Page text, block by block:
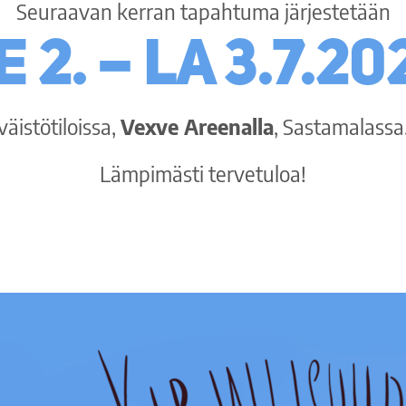
Seuraavan kerran tapahtuma järjestetään
2. – la
Vexve Areenalla,
Lämpimästi tervetuloa!